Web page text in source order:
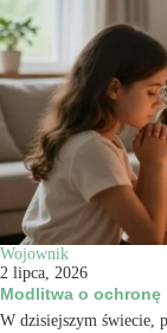
Wojownik
2 lipca, 2026
Modlitwa o ochronę
W dzisiejszym świecie,